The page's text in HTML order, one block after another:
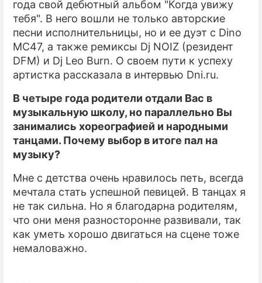
ЭКОНОМИКА
ПРОИСШЕСТВИЯ
СОННИК
СТИЛЬ ЖИЗНИ
СЕРИАЛЫ
ПРЕСС-РЕЛИЗЫ
года свой дебютный альбом "Когда увижу
тебя". В него вошли не только авторские
песни исполнительницы, но и ее дуэт с Dino
MC47, а также ремиксы Dj NOIZ (резидент
DFM) и Dj Leo Burn. О своем пути к успеху
артистка рассказала в интервью Dni.ru.
В четыре года родители отдали Вас в
музыкальную школу, но параллельно Вы
занимались хореографией и народными
танцами. Почему выбор в итоге пал на
музыку?
Мне с детства очень нравилось петь, всегда
мечтала стать успешной певицей. В танцах я
не так сильна. Но я благодарна родителям,
что они меня разносторонне развивали, так
как уметь хорошо двигаться на сцене тоже
немаловажно.